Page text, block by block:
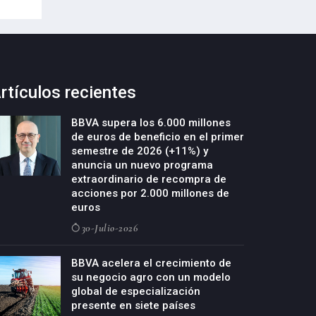
recientes
BBVA supera los 6.000 millones
de euros de beneficio en el primer
semestre de 2026 (+11%) y
anuncia un nuevo programa
extraordinario de recompra de
acciones por 2.000 millones de
euros
30-Julio-2026
BBVA acelera el crecimiento de
su negocio agro con un modelo
global de especialización
presente en siete países